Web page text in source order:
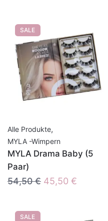
SALE
Alle Produkte,
MYLA -Wimpern
MYLA Drama Baby (5
Paar)
54,50€ Ursprünglicher
45,50 €
SALE